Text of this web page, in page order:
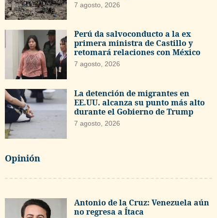
7 agosto, 2026
Perú da salvoconducto a la ex
primera ministra de Castillo y
retomará relaciones con México
7 agosto, 2026
La detención de migrantes en
EE.UU. alcanza su punto más alto
durante el Gobierno de Trump
7 agosto, 2026
Opinión
Antonio de la Cruz: Venezuela aún
no regresa a Ítaca